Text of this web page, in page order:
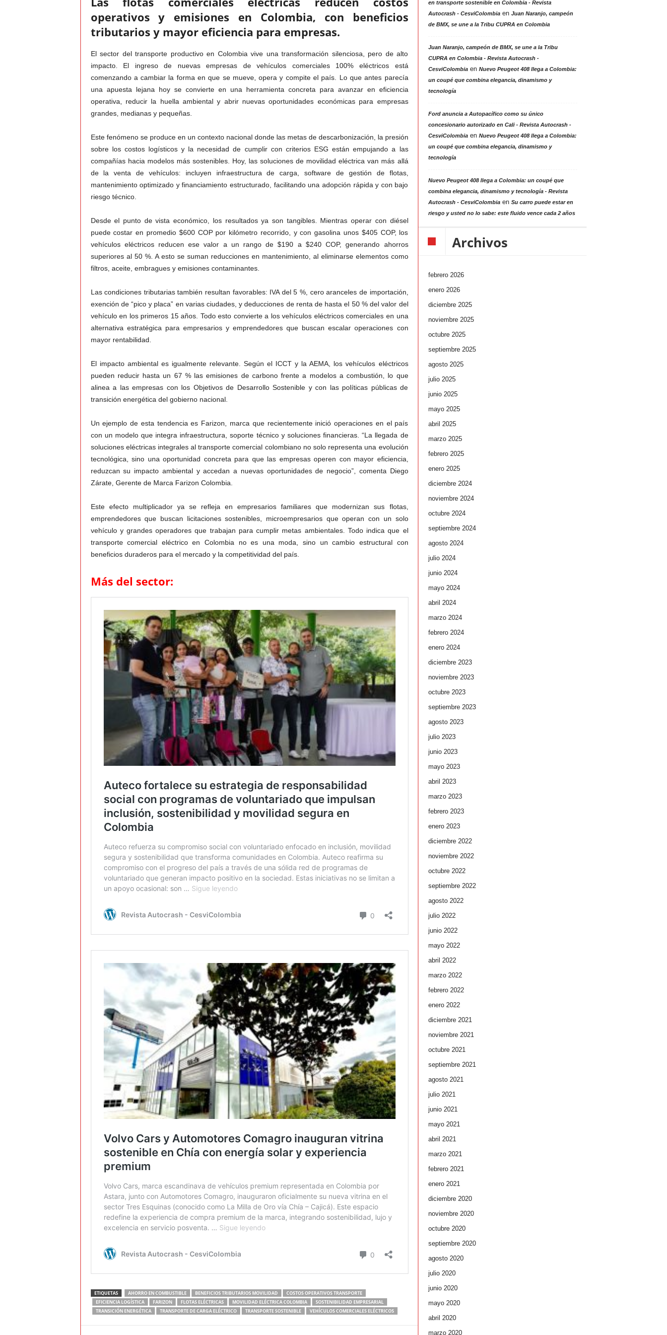
v
C
o
m
b
a
operativos y emisiones en Colombia, con beneficios
tributarios y mayor eficiencia para empresas.
El sector del transporte productivo en Colombia vive una transformación silenciosa, pero de alto
impacto. El ingreso de nuevas empresas de vehículos comerciales 100% eléctricos está
comenzando a cambiar la forma en que se mueve, opera y compite el país. Lo que antes parecía
una apuesta lejana hoy se convierte en una herramienta concreta para avanzar en eficiencia
operativa, reducir la huella ambiental y abrir nuevas oportunidades económicas para empresas
grandes, medianas y pequeñas.
Este fenómeno se produce en un contexto nacional donde las metas de descarbonización, la presión
sobre los costos logísticos y la necesidad de cumplir con criterios ESG están empujando a las
compañías hacia modelos más sostenibles. Hoy, las soluciones de movilidad eléctrica van más allá
de la venta de vehículos: incluyen infraestructura de carga, software de gestión de flotas,
mantenimiento optimizado y financiamiento estructurado, facilitando una adopción rápida y con bajo
riesgo técnico.
Desde el punto de vista económico, los resultados ya son tangibles. Mientras operar con diésel
puede costar en promedio $600 COP por kilómetro recorrido, y con gasolina unos $405 COP, los
vehículos eléctricos reducen ese valor a un rango de $190 a $240 COP, generando ahorros
superiores al 50 %. A esto se suman reducciones en mantenimiento, al eliminarse elementos como
filtros, aceite, embragues y emisiones contaminantes.
Las condiciones tributarias también resultan favorables: IVA del 5 %, cero aranceles de importación,
exención de “pico y placa” en varias ciudades, y deducciones de renta de hasta el 50 % del valor del
vehículo en los primeros 15 años. Todo esto convierte a los vehículos eléctricos comerciales en una
alternativa estratégica para empresarios y emprendedores que buscan escalar operaciones con
mayor rentabilidad.
El impacto ambiental es igualmente relevante. Según el ICCT y la AEMA, los vehículos eléctricos
pueden reducir hasta un 67 % las emisiones de carbono frente a modelos a combustión, lo que
alinea a las empresas con los Objetivos de Desarrollo Sostenible y con las políticas públicas de
transición energética del gobierno nacional.
Un ejemplo de esta tendencia es Farizon, marca que recientemente inició operaciones en el país
con un modelo que integra infraestructura, soporte técnico y soluciones financieras. “La llegada de
soluciones eléctricas integrales al transporte comercial colombiano no solo representa una evolución
tecnológica, sino una oportunidad concreta para que las empresas operen con mayor eficiencia,
reduzcan su impacto ambiental y accedan a nuevas oportunidades de negocio”, comenta Diego
Zárate, Gerente de Marca Farizon Colombia.
Este efecto multiplicador ya se refleja en empresarios familiares que modernizan sus flotas,
emprendedores que buscan licitaciones sostenibles, microempresarios que operan con un solo
vehículo y grandes operadores que trabajan para cumplir metas ambientales. Todo indica que el
transporte comercial eléctrico en Colombia no es una moda, sino un cambio estructural con
beneficios duraderos para el mercado y la competitividad del país.
Más del sector:
ETIQUETAS AHORRO EN COMBUSTIBLE BENEFICIOS TRIBUTARIOS MOVILIDAD
COSTOS OPERATIVOS TRANSPORTE
EFICIENCIA LOGÍSTICA
FARIZON FLOTAS ELÉCTRICAS MOVILIDAD ELÉCTRICA COLOMBIA
SOSTENIBILIDAD EMPRESARIAL
TRANSICIÓN ENERGÉTICA
TRANSPORTE DE CARGA ELÉCTRICO TRANSPORTE SOSTENIBLE VEHÍCULOS COMERCIALES ELÉCTRICOS
en transporte sostenible en Colombia - Revista
Autocrash - CesviColombiaen Juan Naranjo, campeón
de BMX, se une a la Tribu CUPRA en Colombia
Juan Naranjo, campeón de BMX, se une a la Tribu
CUPRA en Colombia - Revista Autocrash -
CesviColombiaen Nuevo Peugeot 408 llega a Colombia:
un coupé que combina elegancia, dinamismo y
tecnología
Ford anuncia a Autopacífico como su único
concesionario autorizado en Cali - Revista Autocrash -
CesviColombiaen Nuevo Peugeot 408 llega a Colombia:
un coupé que combina elegancia, dinamismo y
tecnología
Nuevo Peugeot 408 llega a Colombia: un coupé que
combina elegancia, dinamismo y tecnología - Revista
Autocrash - CesviColombiaen Su carro puede estar en
riesgo y usted no lo sabe: este fluido vence cada 2 años
Archivos
febrero 2026
enero 2026
diciembre 2025
noviembre 2025
octubre 2025
septiembre 2025
agosto 2025
julio 2025
junio 2025
mayo 2025
abril 2025
marzo 2025
febrero 2025
enero 2025
diciembre 2024
noviembre 2024
octubre 2024
septiembre 2024
agosto 2024
julio 2024
junio 2024
mayo 2024
abril 2024
marzo 2024
febrero 2024
enero 2024
diciembre 2023
noviembre 2023
octubre 2023
septiembre 2023
agosto 2023
julio 2023
junio 2023
mayo 2023
abril 2023
marzo 2023
febrero 2023
enero 2023
diciembre 2022
noviembre 2022
octubre 2022
septiembre 2022
agosto 2022
julio 2022
junio 2022
mayo 2022
abril 2022
marzo 2022
febrero 2022
enero 2022
diciembre 2021
noviembre 2021
octubre 2021
septiembre 2021
agosto 2021
julio 2021
junio 2021
mayo 2021
abril 2021
marzo 2021
febrero 2021
enero 2021
diciembre 2020
noviembre 2020
octubre 2020
septiembre 2020
agosto 2020
julio 2020
junio 2020
mayo 2020
abril 2020
marzo 2020